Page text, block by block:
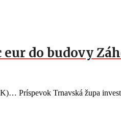
do budovy
Príspevok Trnavská župa